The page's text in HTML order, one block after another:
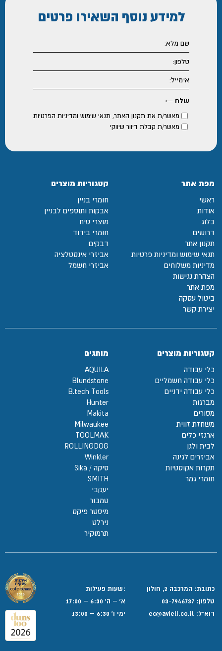
למידע נוסף השאירו פרטים
מאשר/ת את תקנון האתר, תנאי שימוש ומדיניות הפרטיות
מאשר/ת קבלת דיוור שיווקי
מפת אתר
ראשי
אודות
בלוג
דרושים
תקנון אתר
תנאי שימוש ומדיניות פרטיות
מדיניות משלוחים
הצהרת נגישות
מפת אתר
ביטול עסקה
יצירת קשר
קטגוריות מוצרים
חומרי בניין
אבקות ותוספים לבניין
מוצרי טיח
חומרי בידוד
דבקים
אביזרי אינסטלציה
אביזרי חשמל
קטגוריות מוצרים
כלי עבודה
כלי עבודה חשמליים
כלי עבודה ידניים
מברגות
מסורים
משחזת זווית
ארגזי כלים
לבית ולגן
אביזרים לגינה
תקרות אקוסטיות
חומרי גמר
מותגים
AQUILA
Blundstone
B.tech Tools
Hunter
Makita
Milwaukee
TOOLMAK
ROLLINGDOG
Winkler
סיקה / Sika
SMITH
יעקבי
טמבור
מיסטר פיקס
נירלט
תרמוקיר
כתובת: המרכבה 2, חולון
טלפון: 03-7946737
דוא”ל:
:שעות פעילות
א' – ה' 6:30 – 17:00
ימי ו' 6:30 – 13:00